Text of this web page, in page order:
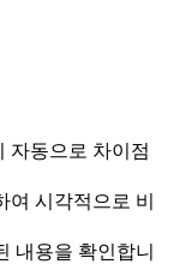
자동으로 차이점
여 시각적으로 비
내용을 확인합니